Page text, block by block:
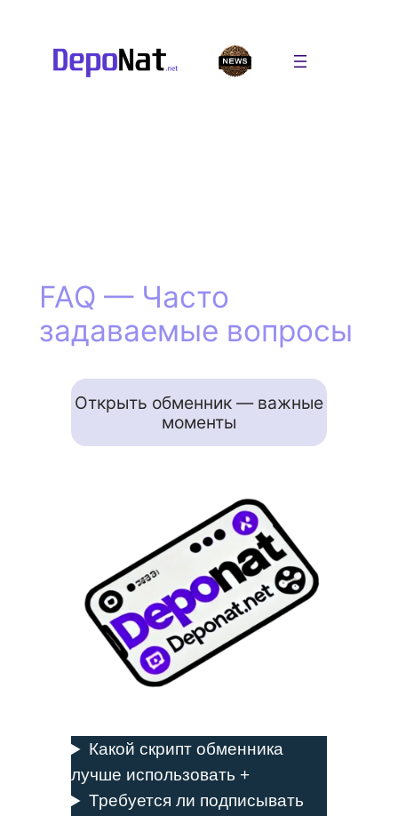
содержимому
FAQ — Часто
задаваемые вопросы
Открыть обменник — важные
моменты
Какой скрипт обменника
лучше использовать +
Требуется ли подписывать